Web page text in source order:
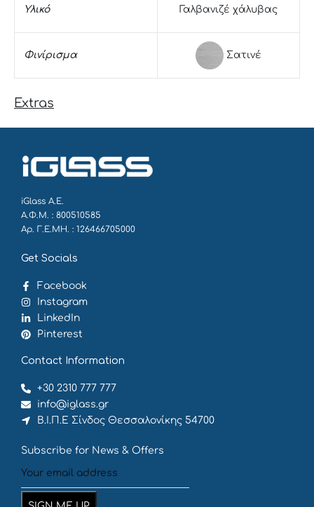
Υλικό Γαλβανιζέ χάλυβας
Φινίρισμα Σατινέ
Extras
iGlass Α.Ε.
Α.Φ.Μ. : 800510585
Αρ. Γ.Ε.ΜΗ. : 126466705000
Get Socials
Facebook
Instagram
LinkedIn
Pinterest
Contact Information
+30 2310 777 777
info@iglass.gr
Β.Ι.Π.Ε Σίνδος Θεσσαλονίκης 54700
Subscribe for News & Offers